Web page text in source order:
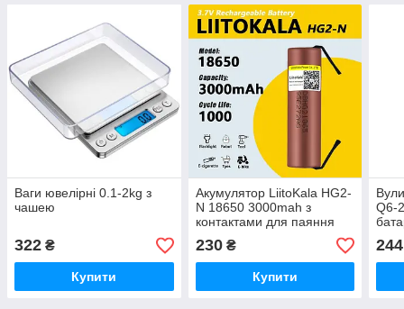
Ваги ювелірні 0.1-2kg з
чашею
322 ₴
Купити
Акумулятор LiitoKala HG2-
N 18650 3000mah з
контактами для паяння
оригінал
230₴
Купити
Q6-
244